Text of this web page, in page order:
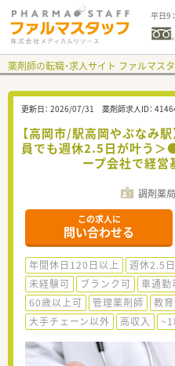
平日9
薬剤師の転職・求人サイト ファルマス
更新日： 2026/07/31 薬剤師求人ID：
【高岡市/駅高岡やぶなみ
員でも週休2.5日が叶う
ープ会社で経
調剤薬局
この求人に
問い合わせる
年間休日120日以上 週休2.5
未経験可
ブランク可 車通勤
60歳以上可
管理薬剤師 教
大手チェーン以外
高収入